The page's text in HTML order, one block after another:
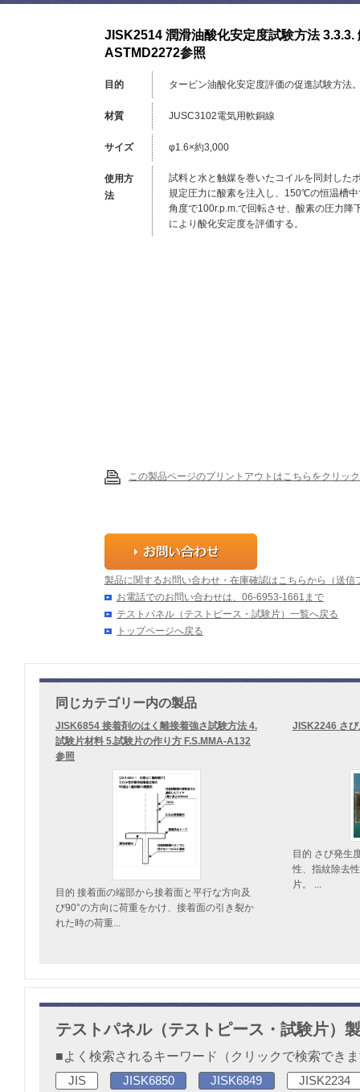
JISK2514 潤滑油酸化安定度試験方法 3.3.3.
ASTMD2272参照
目的 タービン油酸化安定度評価の促進試験方法
材質 JUSC3102電気用軟銅線
サイズ φ1.6×約3,000
使用方
法
試料と水と触媒を巻いたコイルを同封した
規定圧力に酸素を注入し、150℃の恒温槽中
角度で100r.p.m.で回転させ、酸素の圧力降
により酸化安定度を評価する。
この製品ページのプリントアウトはこちらをクリック
製品に関するお問い合わせ・在庫確認はこちらから（送信
お電話でのお問い合わせは、06-6953-1661まで
テストパネル（テストピース・試験片）一覧へ戻る
トップページへ戻る
同じカテゴリー内の製品
JISK6854 接着剤のはく離接着強さ試験方法 4.
試験片材料 5.試験片の作り方 F.S.MMA-A132
参照
目的 接着面の端部から接着面と平行な方向及
び90°の方向に荷重をかけ、接着面の引き裂か
れた時の荷重...
JISK2246 さび
目的 さび発生
性、指紋除去
片。 ...
テストパネル（テストピース・試験片）
■よく検索されるキーワード（クリックで検索で
JIS JISK6850 JISK6849
JISK2234